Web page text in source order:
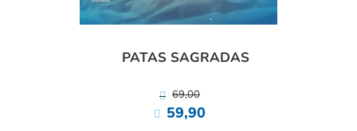
PATAS SAGRADAS
69,00
59,90